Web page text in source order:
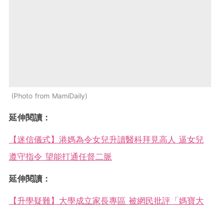
Photo from MamiDaily
延伸閱讀：
【迷信儀式】港媽為令女兒升讀醫科拜見高人 逼女兒
遵守指令 望能打通任督二脈
延伸閱讀：
【升學疑難】大學成立家長專區 被網民批評「媽寶大